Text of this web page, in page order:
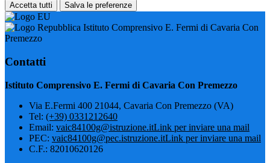
Accetta tutti Salva le preferenze
Istituto Comprensivo E. Fermi di Cavaria Con
Premezzo
Contatti
Istituto Comprensivo E. Fermi di Cavaria Con Premezzo
Via E.Fermi 400 21044, Cavaria Con Premezzo (VA)
Tel: (+39) 0331212640
Email: vaic84100g@istruzione.itLink per inviare una mail
PEC: vaic84100g@pec.istruzione.itLink per inviare una mail
C.F.: 82010620126